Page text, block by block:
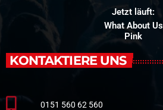
Jetzt läuft:
What About Us
Pink
KONTAKTIERE UNS
0151 560 62 560